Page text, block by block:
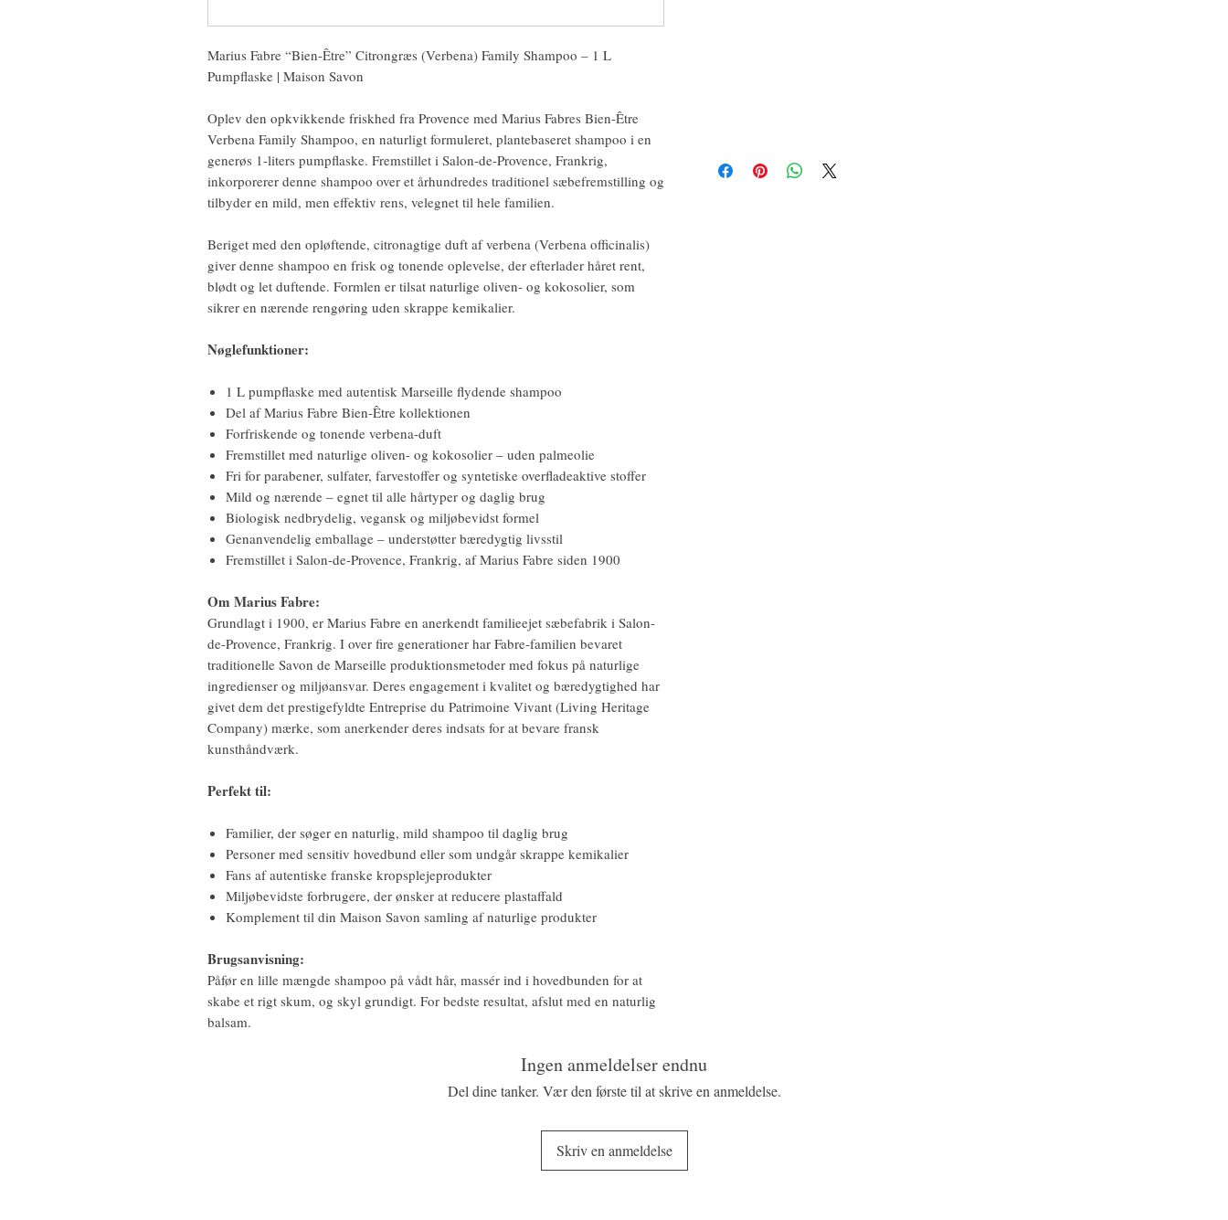
Marius Fabre “Bien-Être” Citrongræs (Verbena) Family Shampoo – 1 L
Pumpflaske | Maison Savon
Oplev den opkvikkende friskhed fra Provence med Marius Fabres Bien-Être
Verbena Family Shampoo, en naturligt formuleret, plantebaseret shampoo i en
generøs 1-liters pumpflaske. Fremstillet i Salon-de-Provence, Frankrig,
inkorporerer denne shampoo over et århundredes traditionel sæbefremstilling og
tilbyder en mild, men effektiv rens, velegnet til hele familien.
Beriget med den opløftende, citronagtige duft af verbena (Verbena officinalis)
giver denne shampoo en frisk og tonende oplevelse, der efterlader håret rent,
blødt og let duftende. Formlen er tilsat naturlige oliven- og kokosolier, som
sikrer en nærende rengøring uden skrappe kemikalier.
Nøglefunktioner:
1 L pumpflaske med autentisk Marseille flydende shampoo
Del af Marius Fabre Bien-Être kollektionen
Forfriskende og tonende verbena-duft
Fremstillet med naturlige oliven- og kokosolier – uden palmeolie
Fri for parabener, sulfater, farvestoffer og syntetiske overfladeaktive stoffer
Mild og nærende – egnet til alle hårtyper og daglig brug
Biologisk nedbrydelig, vegansk og miljøbevidst formel
Genanvendelig emballage – understøtter bæredygtig livsstil
Fremstillet i Salon-de-Provence, Frankrig, af Marius Fabre siden 1900
Om Marius Fabre:
Grundlagt i 1900, er Marius Fabre en anerkendt familieejet sæbefabrik i Salon-
de-Provence, Frankrig. I over fire generationer har Fabre-familien bevaret
traditionelle Savon de Marseille produktionsmetoder med fokus på naturlige
ingredienser og miljøansvar. Deres engagement i kvalitet og bæredygtighed har
givet dem det prestigefyldte Entreprise du Patrimoine Vivant (Living Heritage
Company) mærke, som anerkender deres indsats for at bevare fransk
kunsthåndværk.
Perfekt til:
Familier, der søger en naturlig, mild shampoo til daglig brug
Personer med sensitiv hovedbund eller som undgår skrappe kemikalier
Fans af autentiske franske kropsplejeprodukter
Miljøbevidste forbrugere, der ønsker at reducere plastaffald
Komplement til din Maison Savon samling af naturlige produkter
Brugsanvisning:
Påfør en lille mængde shampoo på vådt hår, massér ind i hovedbunden for at
skabe et rigt skum, og skyl grundigt. For bedste resultat, afslut med en naturlig
balsam.
Ingen anmeldelser endnu
Del dine tanker. Vær den første til at skrive en anmeldelse.
Skriv en anmeldelse